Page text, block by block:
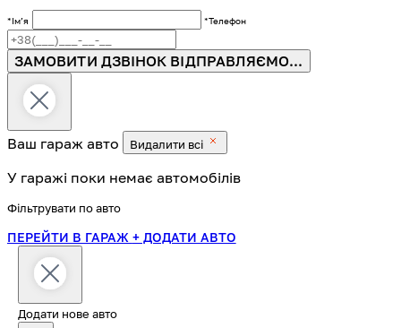
*Імʼя *Телефон
ЗАМОВИТИ ДЗВІНОК ВІДПРАВЛЯЄМО...
Ваш гараж авто Видалити всі
У гаражі поки немає автомобілів
Фільтрувати по авто
ПЕРЕЙТИ В ГАРАЖ + ДОДАТИ АВТО
Додати нове авто